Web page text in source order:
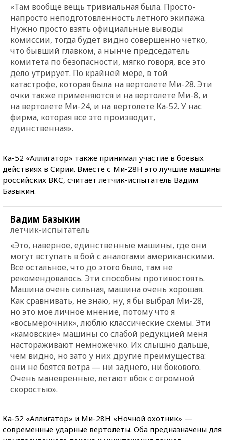
«Там вообще вещь тривиальная была. Просто-
напросто неподготовленность летного экипажа.
Нужно просто взять официальные выводы
комиссии, тогда будет видно совершенно четко,
что бывший главком, а нынче председатель
комитета по безопасности, мягко говоря, все это
дело утрирует. По крайней мере, в той
катастрофе, которая была на вертолете Ми-28. Эти
очки также применяются и на вертолете Ми-8, и
на вертолете Ми-24, и на вертолете Ка-52. У нас
фирма, которая все это производит,
единственная».
Ка-52 «Аллигатор» также принимал участие в боевых
действиях в Сирии. Вместе с Ми-28Н это лучшие машины
российских ВКС, считает летчик-испытатель Вадим
Базыкин.
Вадим Базыкин
летчик-испытатель
«Это, наверное, единственные машины, где они
могут вступать в бой с аналогами американскими.
Все остальное, что до этого было, там не
рекомендовалось. Эти способны противостоять.
Машина очень сильная, машина очень хорошая.
Как сравнивать, не знаю, ну, я бы выбрал Ми-28,
но это мое личное мнение, потому что я
«восьмерочник», люблю классические схемы. Эти
«камовские» машины со слабой редукцией меня
настораживают немножечко. Их слышно дальше,
чем видно, но зато у них другие преимущества:
они не боятся ветра — ни заднего, ни бокового.
Очень маневренные, летают вбок с огромной
скоростью».
Ка-52 «Аллигатор» и Ми-28Н «Ночной охотник» —
современные ударные вертолеты. Оба предназначены для